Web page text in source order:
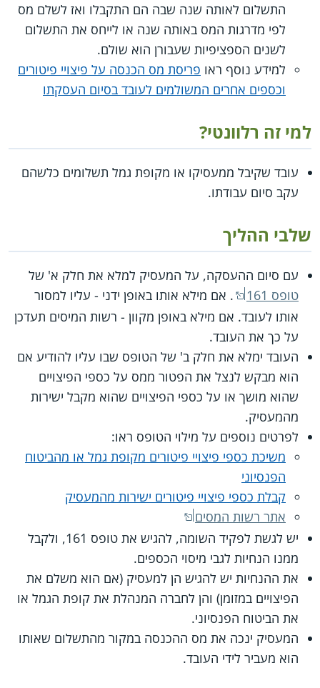
התשלום לאותה שנה שבה הם התקבלו ואז לשלם מס
לפי מדרגות המס באותה שנה או לייחס את התשלום
לשנים הספציפיות שעבורן הוא שולם.
למידע נוסף ראו פריסת מס הכנסה על פיצויי פיטורים
וכספים אחרים המשולמים לעובד בסיום העסקתו
למי זה רלוונטי?
עובד שקיבל ממעסיקו או מקופת גמל תשלומים כלשהם
עקב סיום עבודתו.
שלבי ההליך
עם סיום ההעסקה, על המעסיק למלא את חלק א' של
טופס 161
. אם מילא אותו באופן ידני - עליו למסור
אותו לעובד. אם מילא באופן מקוון - רשות המיסים תעדכן
על כך את העובד.
העובד ימלא את חלק ב' של הטופס שבו עליו להודיע אם
הוא מבקש לנצל את הפטור ממס על כספי הפיצויים
שהוא מושך או על כספי הפיצויים שהוא מקבל ישירות
מהמעסיק.
לפרטים נוספים על מילוי הטופס ראו:
משיכת כספי פיצויי פיטורים מקופת גמל או מהביטוח
הפנסיוני
קבלת כספי פיצויי פיטורים ישירות מהמעסיק
אתר רשות המסים
יש לגשת לפקיד השומה, להגיש את טופס 161, ולקבל
ממנו הנחיות לגבי מיסוי הכספים.
את ההנחיות יש להגיש הן למעסיק (אם הוא משלם את
הפיצויים במזומן) והן לחברה המנהלת את קופת הגמל או
את הביטוח הפנסיוני.
המעסיק ינכה את מס ההכנסה במקור מהתשלום שאותו
הוא מעביר לידי העובד.